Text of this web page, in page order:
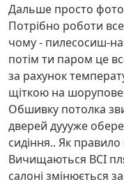
Дальше просто
Потрібно роботи
чому - пилесосиш-
потім ти паром це
за рахунок
щіткою на
Обшивку потолка
дверей дуууже
сидіння.. Як
Вичищаються ВСІ
салоні змінюється